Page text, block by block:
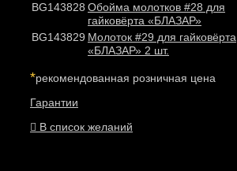
BG143828 Обойма молотков #28 для
гайковёрта «БЛАЗАР»
BG143829 Молоток #29 для гайковёрта
«БЛАЗАР» 2 шт.
*рекомендованная розничная цена
Гарантии
В список желаний